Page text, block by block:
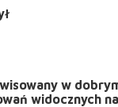
w
widocznych